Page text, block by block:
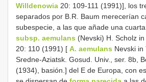
Willdenowia 20: 109-111 (1991)], los
separados por B.R. Baum merecerían
subespecie, a las que añade una
subsp. aemulans (Nevski) H. Scholz in
20: 110 (1991) [ A. aemulans Nevski in
Sredne-Aziatsk. Gosud. Univ., ser. 8b,
(1934), basión.] del E de Europa, con